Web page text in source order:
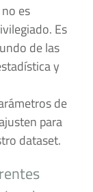
es
Es
de las
y
de
para
dataset.